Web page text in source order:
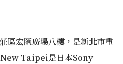
宏匯廣場八樓，是新北市重
Taipei是日本Sony